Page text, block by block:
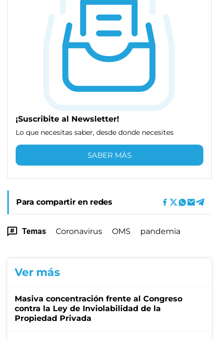
¡Suscribite al Newsletter!
Lo que necesitas saber, desde donde necesites
SABER MÁS
Para compartir en redes
Temas Coronavirus OMS pandemia
Ver más
Masiva concentración frente al Congreso
contra la Ley de Inviolabilidad de la
Propiedad Privada